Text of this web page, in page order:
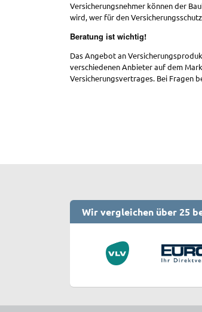
Versicherungsnehmer können der
wird, wer für den
Beratung ist wichtig!
Das Angebot an
verschiedenen Anbieter auf dem
Versicherungsvertrages. Bei Fragen
Wir vergleichen über 25